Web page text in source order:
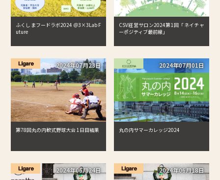
ふくしまフードラボ2024 ＠3×3Lab F
uture
CSV経営サロン2024第1回「ネイチャ
ーポジティブ最前線」
2024年07月23日
第78回丸の内軟式野球大会 1日目結果
2024年07月01日
丸の内サマーカレッジ2024
2024年06月24日 2024年06月18日